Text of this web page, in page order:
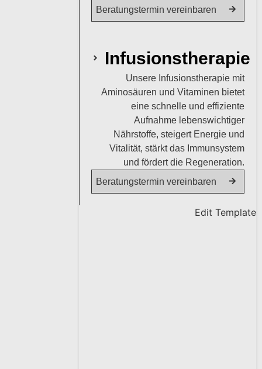
Beratungstermin vereinbaren
Infusionstherapie
Unsere Infusionstherapie mit
Aminosäuren und Vitaminen bietet
eine schnelle und effiziente
Aufnahme lebenswichtiger
Nährstoffe, steigert Energie und
Vitalität, stärkt das Immunsystem
und fördert die Regeneration.
Beratungstermin vereinbaren
Edit Template